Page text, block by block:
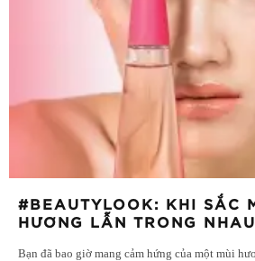
#BEAUTYLOOK: KHI SẮC
HƯƠNG LẪN TRONG
Bạn đã bao giờ mang cảm hứng của một mùi